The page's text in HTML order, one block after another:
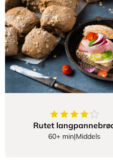
4av5stjerner
Rutet
60+ min|Middels